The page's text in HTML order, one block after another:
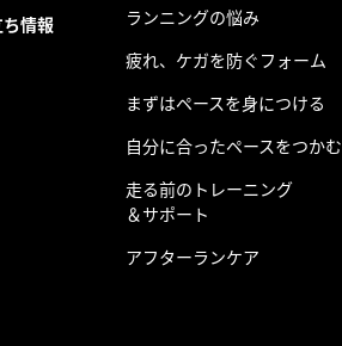
情報
ランニングの悩み
疲れ、ケガを防ぐフォーム
まずはペースを身につける
自分に合ったペースをつかむ
走る前のトレーニング
＆サポート
アフターランケア